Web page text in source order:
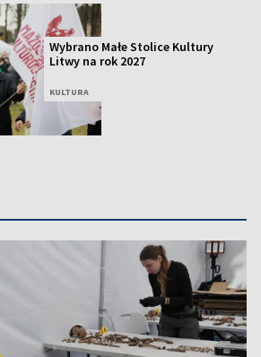
Wybrano Małe Stolice Kultury
Litwy na rok 2027
KULTURA